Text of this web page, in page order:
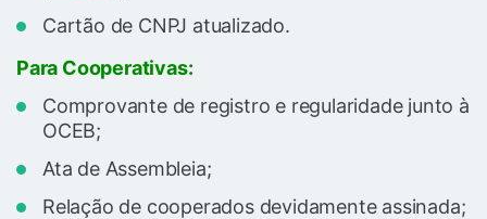
Cartão de CNPJ atualizado.
Para Cooperativas:
Comprovante de registro e regularidade junto à
OCEB;
Ata de Assembleia;
Relação de cooperados devidamente assinada;